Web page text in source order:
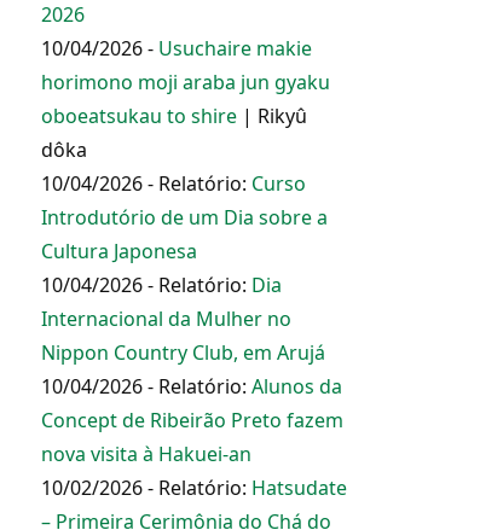
2026
10/04/2026 - Usuchaire makie
horimono moji araba jun gyaku
oboeatsukau to shire| Rikyû
dôka
10/04/2026 - Relatório: Curso
Introdutório de um Dia sobre a
Cultura Japonesa
10/04/2026 - Relatório: Dia
Internacional da Mulher no
Nippon Country Club, em Arujá
10/04/2026 - Relatório: Alunos da
Concept de Ribeirão Preto fazem
nova visita à Hakuei-an
10/02/2026 - Relatório: Hatsudate
– Primeira Cerimônia do Chá do